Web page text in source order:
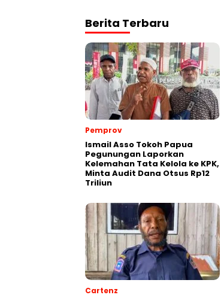
Berita Terbaru
Pemprov
Ismail Asso Tokoh Papua
Pegunungan Laporkan
Kelemahan Tata Kelola ke KPK,
Minta Audit Dana Otsus Rp12
Triliun
Cartenz